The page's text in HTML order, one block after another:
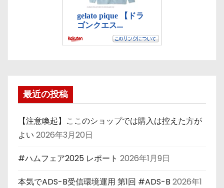
最近の投稿
【注意喚起】ここのショップでは購入は控えた方が
よい 2026年3月20日
#ハムフェア2025 レポート 2026年1月9日
本気でADS-B受信環境運用 第1回 #ADS-B 2026年1